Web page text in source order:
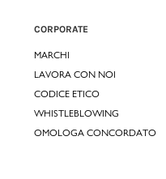
CORPORATE
MARCHI
LAVORA CON NOI
CODICE ETICO
WHISTLEBLOWING
OMOLOGA CONCORDATO